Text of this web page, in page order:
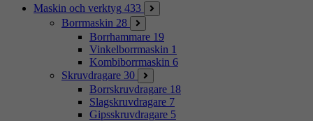
Maskin och verktyg 433
Borrmaskin 28
Borrhammare 19
Vinkelborrmaskin 1
Kombiborrmaskin 6
Skruvdragare 30
Borrskruvdragare 18
Slagskruvdragare 7
Gipsskruvdragare 5